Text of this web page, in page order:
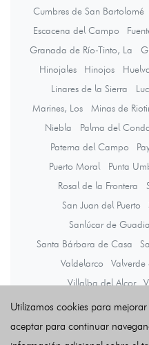
Cumbres de San Bartolomé
Escacena del Campo
Granada de Río-Tinto, La
Hinojales
Hinojos
Linares de la Sierra
Marines, Los
Minas de
Niebla
Palma del
Paterna del Campo
Puerto Moral
Punta
Rosal de la Frontera
San Juan del Puerto
Sanlúcar de
Santa Bárbara de Casa
Valdelarco
Villalba del Alcor
Villanueva de los Castillejos
Utilizamos cookies para
aceptar para continuar